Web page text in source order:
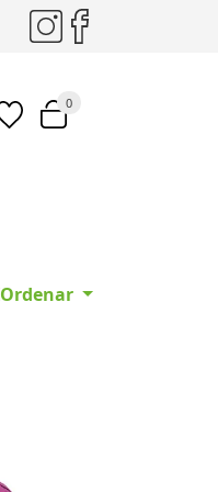
0
Ordenar